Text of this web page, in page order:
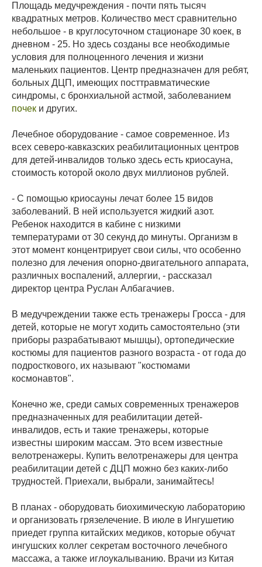
Площадь медучреждения - почти пять тысяч
квадратных метров. Количество мест сравнительно
небольшое - в круглосуточном стационаре 30 коек, в
дневном - 25. Но здесь созданы все необходимые
условия для полноценного лечения и жизни
маленьких пациентов. Центр предназначен для ребят,
больных ДЦП, имеющих посттравматические
синдромы, с бронхиальной астмой, заболеванием
почек и других.
Лечебное оборудование - самое современное. Из
всех северо-кавказских реабилитационных центров
для детей-инвалидов только здесь есть криосауна,
стоимость которой около двух миллионов рублей.
- С помощью криосауны лечат более 15 видов
заболеваний. В ней используется жидкий азот.
Ребенок находится в кабине с низкими
температурами от 30 секунд до минуты. Организм в
этот момент концентрирует свои силы, что особенно
полезно для лечения опорно-двигательного аппарата,
различных воспалений, аллергии, - рассказал
директор центра Руслан Албагачиев.
В медучреждении также есть тренажеры Гросса - для
детей, которые не могут ходить самостоятельно (эти
приборы разрабатывают мышцы), ортопедические
костюмы для пациентов разного возраста - от года до
подросткового, их называют "костюмами
космонавтов".
Конечно же, среди самых современных тренажеров
предназначенных для реабилитации детей-
инвалидов, есть и такие тренажеры, которые
известны широким массам. Это всем известные
велотренажеры. Купить велотренажеры для центра
реабилитации детей с ДЦП можно без каких-либо
трудностей. Приехали, выбрали, занимайтесь!
В планах - оборудовать биохимическую лабораторию
и организовать грязелечение. В июле в Ингушетию
приедет группа китайских медиков, которые обучат
ингушских коллег секретам восточного лечебного
массажа, а также иглоукалыванию. Врачи из Китая